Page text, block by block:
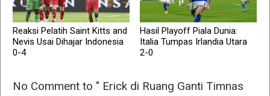
Reaksi Pelatih Saint Kitts and
Nevis Usai Dihajar Indonesia
0-4
Hasil Playoff Piala Dunia:
Italia Tumpas Irlandia Utara
2-0
No Comment to " Erick di Ruang Ganti Timnas